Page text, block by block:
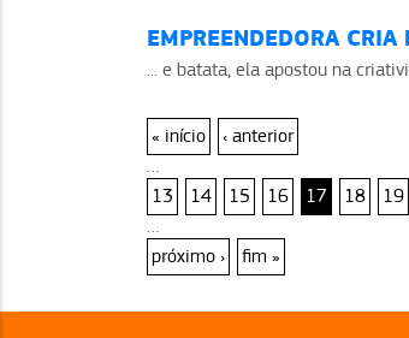
EMPREENDEDORA
... e batata, ela apostou na
« início
‹ anterior
13
14 15 16 17 18 19
próximo ›
fim »